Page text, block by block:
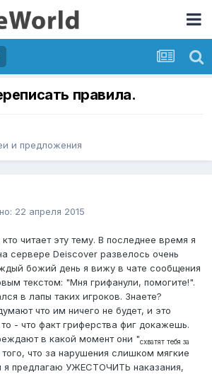
правила.
и предложения
22 апреля 2015
читает эту тему. В последнее время я
сервере Deiscover развелось очень
божий день я вижу в чате сообщения
текстом: "Мня грифанули, помогите!".
в лапы таких игроков. Знаете?
что им ничего не будет, и это
- что факт гриферства фиг докажешь.
в какой момент они "схватят тебя за
что за нарушения слишком мягкие
я предлагаю УЖЕСТОЧИТЬ наказания,